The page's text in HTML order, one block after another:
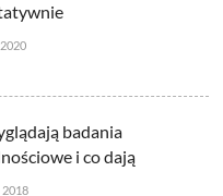
badania
i co dają